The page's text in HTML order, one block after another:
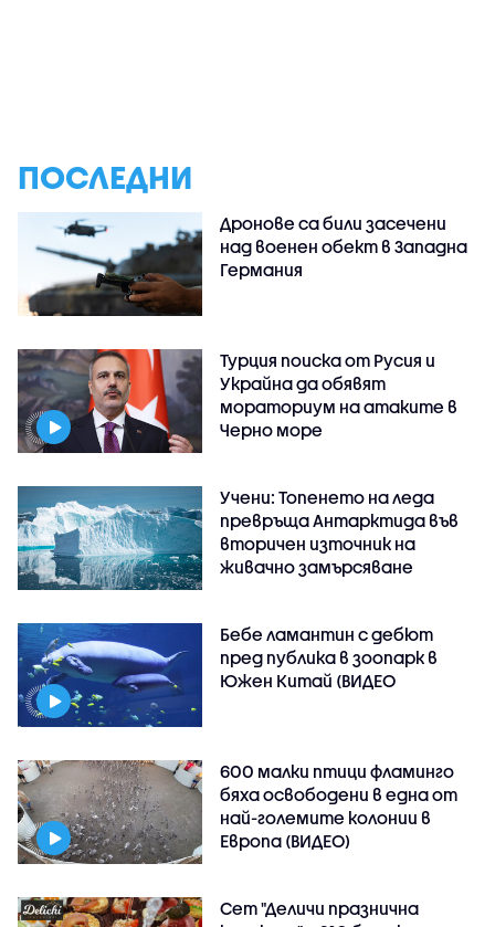
ПОСЛЕДНИ
Дронове са били засечени
над военен обект в Западна
Германия
Турция поиска от Русия и
Украйна да обявят
мораториум на атаките в
Черно море
Учени: Топенето на леда
превръща Антарктида във
вторичен източник на
живачно замърсяване
Бебе ламантин с дебют
пред публика в зоопарк в
Южен Китай (ВИДЕО
600 малки птици фламинго
бяха освободени в една от
най-големите колонии в
Европа (ВИДЕО)
Сет "Деличи празнична